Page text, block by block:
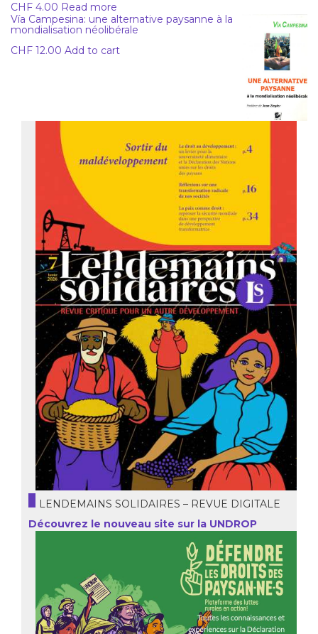
CHF 4.00 Read more
Vía Campesina: une alternative paysanne à la
mondialisation néolibérale
CHF 12.00 Add to cart
LENDEMAINS SOLIDAIRES – REVUE DIGITALE
Découvrez le nouveau site sur la UNDROP